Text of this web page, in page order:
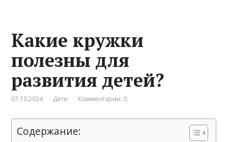
Какие кружки
полезны для
развития детей?
07.10.2024 Дети Комментарии: 0
Содержание: